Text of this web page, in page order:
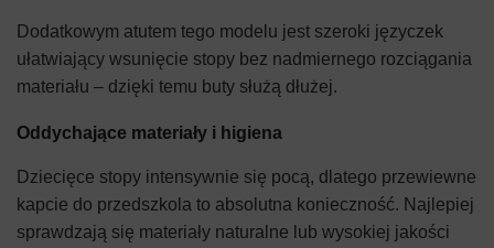
Dodatkowym atutem tego modelu jest szeroki języczek
ułatwiający wsunięcie stopy bez nadmiernego rozciągania
materiału – dzięki temu buty służą dłużej.
Oddychające materiały i higiena
Dziecięce stopy intensywnie się pocą, dlatego przewiewne
kapcie do przedszkola to absolutna konieczność. Najlepiej
sprawdzają się materiały naturalne lub wysokiej jakości